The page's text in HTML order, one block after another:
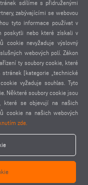
Germany - Phone+49 7041-14 0
Mühlacker - Germany
sdílíme s přidruženými
zabývajícími se webovou
tyto informace používat v
poskytli nebo které získali v
cookie nevyžaduje výslovný
webových polí. Zákon
ty soubory cookie, které
[kategorie „technické
vyžaduje souhlas. Tyto
Některé soubory cookie jsou
které se objevují na našich
cookie na našich webových
zde.